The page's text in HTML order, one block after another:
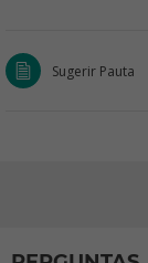
Sugerir Pauta